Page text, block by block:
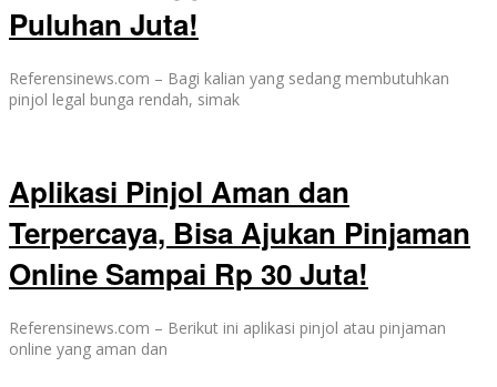
Puluhan Juta!
Referensinews.com – Bagi kalian yang sedang membutuhkan
pinjol legal bunga rendah, simak
Aplikasi Pinjol Aman dan
Terpercaya, Bisa Ajukan Pinjaman
Online Sampai Rp 30 Juta!
Referensinews.com – Berikut ini aplikasi pinjol atau pinjaman
online yang aman dan